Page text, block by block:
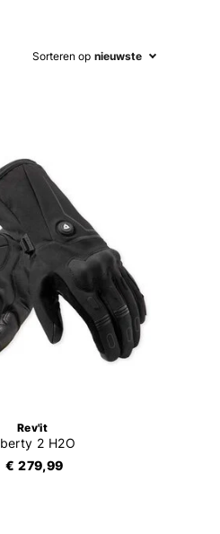
Sorteren op nieuwste
Rev'it
2 H2O
€ 279,99